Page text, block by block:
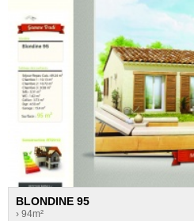
BLONDINE 95
› 94m²